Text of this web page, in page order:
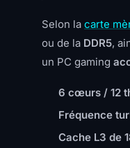
Selon la carte
ou de la DDR5,
un PC gaming
6 cœurs / 12
Fréquence
Cache L3 de